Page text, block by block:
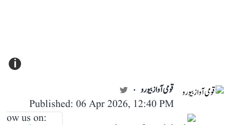
i
قومی آواز بیورو
Published: 06 Apr 2026, 12:40 PM
us on: